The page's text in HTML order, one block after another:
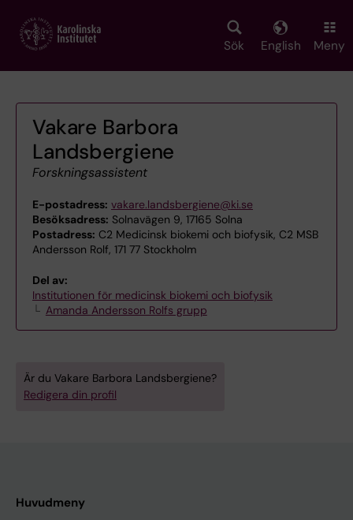
main
Sök English Meny
Vakare Barbora
Landsbergiene
Forskningsassistent
E-postadress: vakare.landsbergiene@ki.se
Besöksadress: Solnavägen 9, 17165 Solna
Postadress: C2 Medicinsk biokemi och biofysik, C2 MSB
Andersson Rolf, 171 77 Stockholm
Del av:
Institutionen för medicinsk biokemi och biofysik
Amanda Andersson Rolfs grupp
Är du Vakare Barbora Landsbergiene?
Redigera din profil
Huvudmeny